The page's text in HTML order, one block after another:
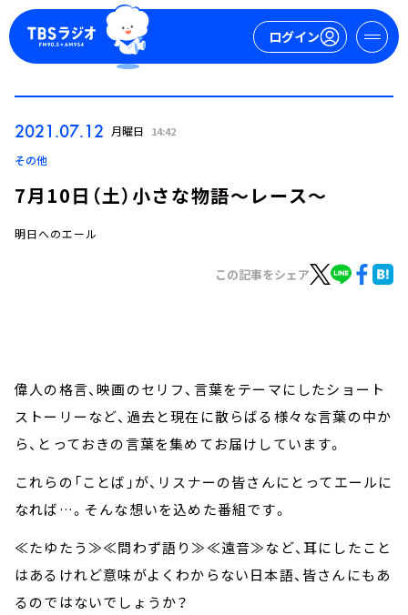
ログイン
TBS Podcast
お知らせ
イベント・グッズ
会社情報
2021.07.12 月曜日 14:42
その他
7月10日（土）小さな物語～レース～
明日へのエール
この記事をシェア
偉人の格言、映画のセリフ、言葉をテーマにしたショート
ストーリーなど、過去と現在に散らばる様々な言葉の中か
ら、とっておきの言葉を集めてお届けしています。
これらの「ことば」が、リスナーの皆さんにとってエールに
なれば…。そんな想いを込めた番組です。
≪たゆたう≫≪問わず語り≫≪遠音≫など、耳にしたこと
はあるけれど意味がよくわからない日本語、皆さんにもあ
るのではないでしょうか？